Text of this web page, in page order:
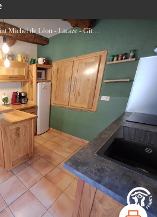
Petit Presbytère Saint Michel de Léon - Lacaze - Gîtes de France Sud - pièce à vivre - Gîtes de France
Imprimer